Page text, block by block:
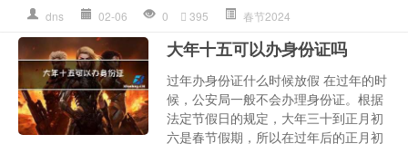
dns 02-06 0 395 春节2024
大年十五可以办身份证吗
过年办身份证什么时候放假 在过年的时
候，公安局一般不会办理身份证。根据
法定节假日的规定，大年三十到正月初
六是春节假期，所以在过年后的正月初